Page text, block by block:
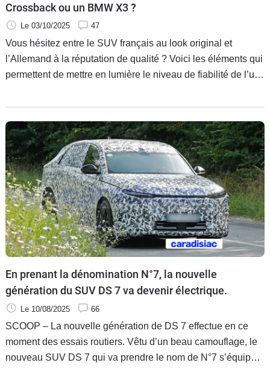
Crossback ou un BMW X3 ?
Le 03/10/2025 47
Vous hésitez entre le SUV français au look original et
l’Allemand à la réputation de qualité ? Voici les éléments qui
permettent de mettre en lumière le niveau de fiabilité de l’un
En prenant la dénomination N°7, la nouvelle
génération du SUV DS 7 va devenir électrique.
Le 10/08/2025 66
SCOOP – La nouvelle génération de DS 7 effectue en ce
moment des essais routiers. Vêtu d’un beau camouflage, le
nouveau SUV DS 7 qui va prendre le nom de N°7 s’équipera